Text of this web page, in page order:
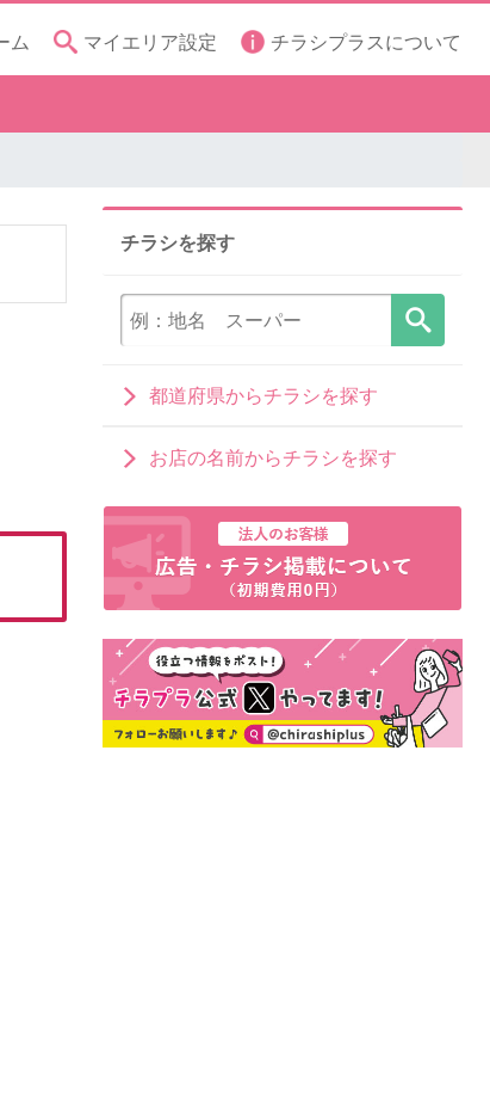
ム マイエリア設定 チラシプラスについて
チラシを探す
都道府県からチラシを探す
お店の名前からチラシを探す